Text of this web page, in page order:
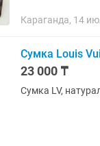
Караганда, 14
Сумка Louis
23 000 ₸
Сумка LV,